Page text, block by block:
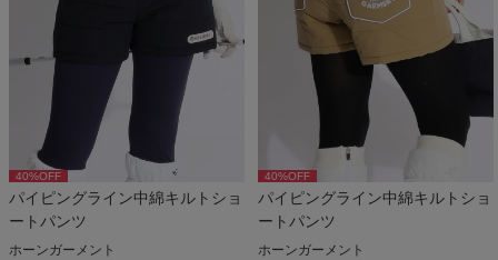
40%OFF
パイピングライン中綿キルトショ
ートパンツ
ホーンガーメント
40%OFF
パイピングライン中綿キルトショ
ートパンツ
ホーンガーメント